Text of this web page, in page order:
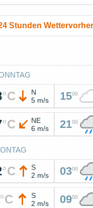
Stunden
°C
N
5 m/s
1500
°C
NE
6 m/s
2100
°C
S
2 m/s
0300
C
S
2 m/s
0900